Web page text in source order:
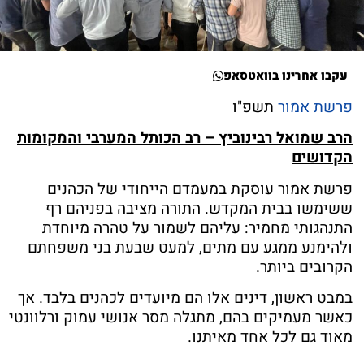
עקבו אחרינו בוואטסאפ
פרשת אמור תשפ"ו
הרב שמואל רבינוביץ – רב הכותל המערבי והמקומות
הקדושים
פרשת אמור עוסקת במעמדם הייחודי של הכהנים
ששימשו בבית המקדש. התורה מציבה בפניהם רף
התנהגותי מחמיר: עליהם לשמור על טהרה מיוחדת
ולהימנע ממגע עם מתים, למעט שבעת בני משפחתם
הקרובים ביותר.
במבט ראשון, דינים אלו הם מיועדים לכהנים בלבד. אך
כאשר מעמיקים בהם, מתגלה מסר אנושי עמוק ורלוונטי
מאוד גם לכל אחד מאיתנו.